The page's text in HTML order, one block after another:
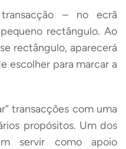
– no ecrã
rectângulo. Ao
rectângulo, aparecerá
escolher para marcar a
transacções com uma
propósitos. Um dos
servir como apoio